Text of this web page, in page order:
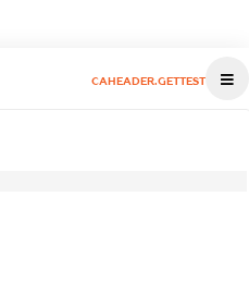
CAHEADER.GETTEST